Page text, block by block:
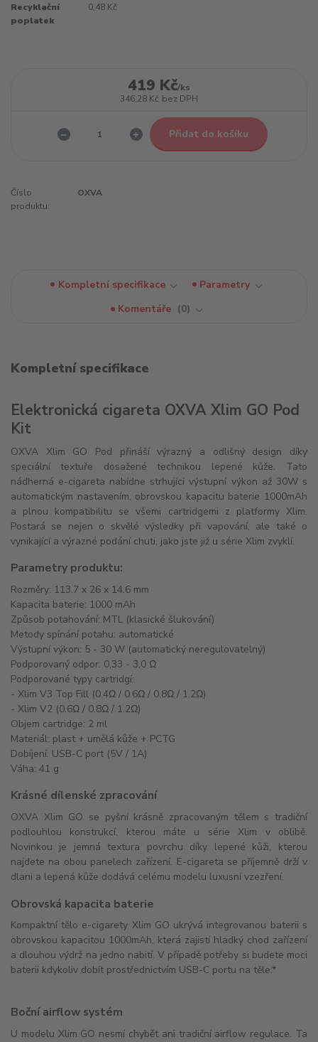
Recyklační
poplatek
0,48 Kč
419 Kč/ks
346,28 Kč bez DPH
Přidat do košíku
Číslo
produktu:
OXVA
Kompletní specifikace
Parametry
Komentáře
0
Kompletní specifikace
Elektronická cigareta OXVA Xlim GO Pod
Kit
OXVA Xlim GO Pod přináší výrazný a odlišný design díky
speciální textuře dosažené technikou lepené kůže. Tato
nádherná e-cigareta nabídne strhující výstupní výkon až 30W s
automatickým nastavením, obrovskou kapacitu baterie 1000mAh
a plnou kompatibilitu se všemi cartridgemi z platformy Xlim.
Postará se nejen o skvělé výsledky při vapování, ale také o
vynikající a výrazné podání chuti, jako jste již u série Xlim zvyklí.
Parametry produktu:
Rozměry: 113.7 x 26 x 14.6 mm
Kapacita baterie: 1000 mAh
Způsob potahování: MTL (klasické šlukování)
Metody spínání potahu: automatické
Výstupní výkon: 5 - 30 W (automatický neregulovatelný)
Podporovaný odpor: 0,33 - 3,0 Ω
Podporované typy cartridgí:
- Xlim V3 Top Fill (0.4Ω / 0.6Ω / 0.8Ω / 1.2Ω)
- Xlim V2 (0.6Ω / 0.8Ω / 1.2Ω)
Objem cartridge: 2 ml
Materiál: plast + umělá kůže + PCTG
Dobíjení: USB-C port (5V / 1A)
Váha: 41 g
Krásné dílenské zpracování
OXVA Xlim GO se pyšní krásně zpracovaným tělem s tradiční
podlouhlou konstrukcí, kterou máte u série Xlim v oblibě.
Novinkou je jemná textura povrchu díky lepené kůži, kterou
najdete na obou panelech zařízení. E-cigareta se příjemně drží v
dlani a lepená kůže dodává celému modelu luxusní vzezření.
Obrovská kapacita baterie
Kompaktní tělo e-cigarety Xlim GO ukrývá integrovanou baterii s
obrovskou kapacitou 1000mAh, která zajistí hladký chod zařízení
a dlouhou výdrž na jedno nabití. V případě potřeby si budete moci
baterii kdykoliv dobít prostřednictvím USB-C portu na těle.*
Boční airflow systém
U modelu Xlim GO nesmí chybět ani tradiční airflow regulace. Ta